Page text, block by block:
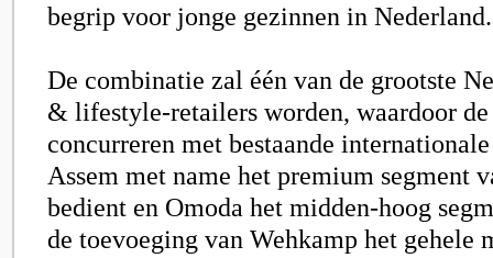
begrip voor jonge gezinnen in Nederland.
De combinatie zal één van de grootste
& lifestyle-retailers worden, waardoor de
concurreren met bestaande
Assem met name het premium segment
bedient en Omoda het midden-hoog
de toevoeging van Wehkamp het gehele